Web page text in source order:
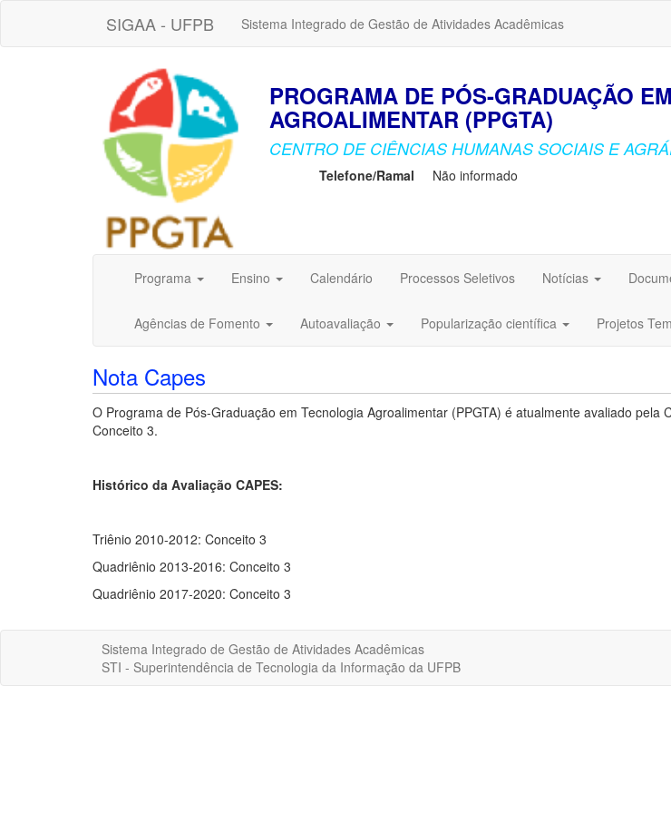
SIGAA - UFPB Sistema Integrado de Gestão de Atividades Acadêmicas
PROGRAMA DE PÓS-GRADUAÇÃO
AGROALIMENTAR (PPGTA)
CENTRO DE CIÊNCIAS HUMANAS SOCIAIS E
Telefone/Ramal Não informado
Programa Ensino Calendário Processos Seletivos Notícias
Agências de Fomento Autoavaliação Popularização científica Projetos
Nota Capes
O Programa de Pós-Graduação em Tecnologia Agroalimentar (PPGTA) é atualmente avaliado
Conceito 3.
Histórico da Avaliação CAPES:
Triênio 2010-2012: Conceito 3
Quadriênio 2013-2016: Conceito 3
Quadriênio 2017-2020: Conceito 3
Sistema Integrado de Gestão de Atividades Acadêmicas
STI - Superintendência de Tecnologia da Informação da UFPB